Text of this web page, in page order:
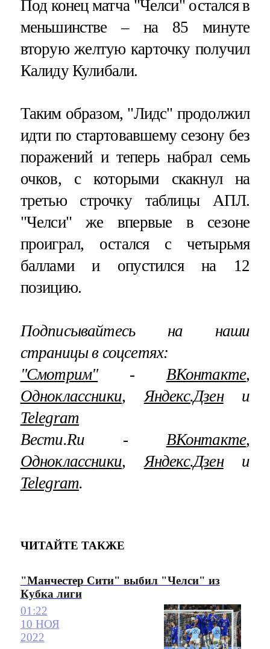
Под конец матча "Челси" остался в
меньшинстве – на 85 минуте
вторую желтую карточку получил
Калиду Кулибали.
Таким образом, "Лидс" продолжил
идти по стартовавшему сезону без
поражений и теперь набрал семь
очков, с которыми скакнул на
третью строчку таблицы АПЛ.
"Челси" же впервые в сезоне
проиграл, остался с четырьмя
баллами и опустился на 12
позицию.
Подписывайтесь на наши
страницы в соцсетях:
"Смотрим"‐ ВКонтакте,
Одноклассники, Яндекс.Дзени
Telegram
Вести.Ru ‐ ВКонтакте,
Одноклассники, Яндекс.Дзени
Telegram.
ЧИТАЙТЕ ТАКЖЕ
"Манчестер Сити" выбил "Челси" из
Кубка лиги
01:22
10 НОЯ
2022